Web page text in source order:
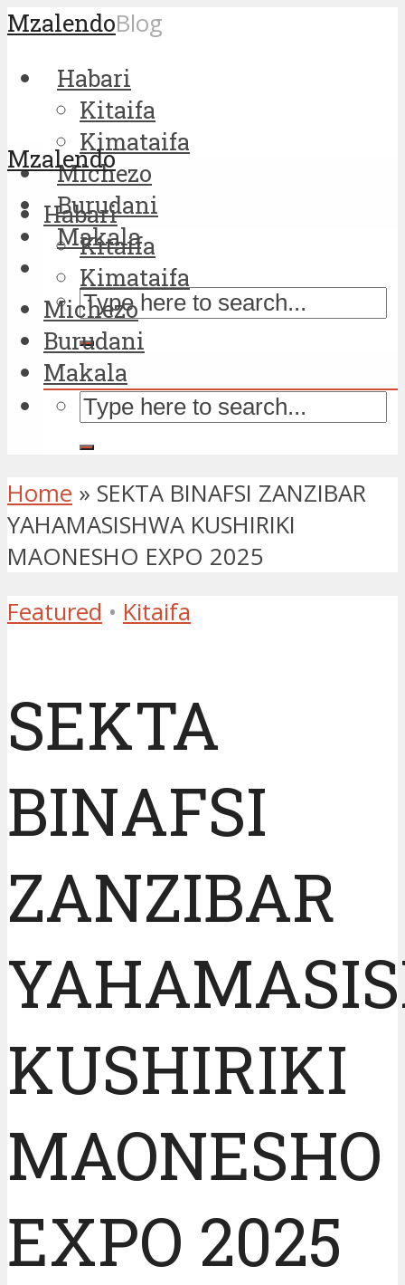
MzalendoBlog
Habari
Kitaifa
Kimataifa
Michezo
Burudani
Makala
Mzalendo
Habari
Kitaifa
Kimataifa
Michezo
Burudani
Makala
Home » SEKTA BINAFSI ZANZIBAR
YAHAMASISHWA KUSHIRIKI
MAONESHO EXPO 2025
Featured • Kitaifa
SEKTA
BINAFSI
ZANZIBAR
KUSHIRIKI
MAONESHO
EXPO 2025